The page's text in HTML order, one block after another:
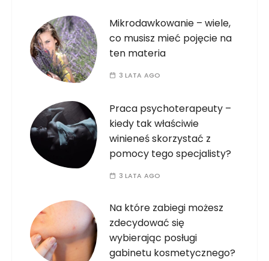
Mikrodawkowanie – wiele,
co musisz mieć pojęcie na
ten materia
3 LATA AGO
Praca psychoterapeuty –
kiedy tak właściwie
winieneś skorzystać z
pomocy tego specjalisty?
3 LATA AGO
Na które zabiegi możesz
zdecydować się
wybierając posługi
gabinetu kosmetycznego?